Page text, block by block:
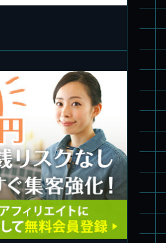
ロボダッチ モビルタマゴロー